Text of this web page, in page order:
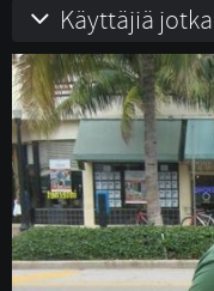
Käyttäjiä